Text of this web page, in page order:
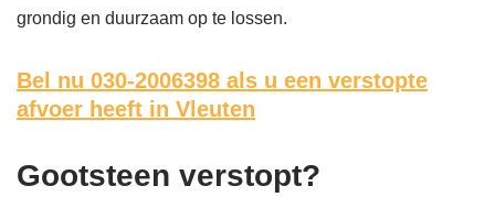
grondig en duurzaam op te lossen.
Bel nu 030-2006398 als u een verstopte
afvoer heeft in Vleuten
Gootsteen verstopt?